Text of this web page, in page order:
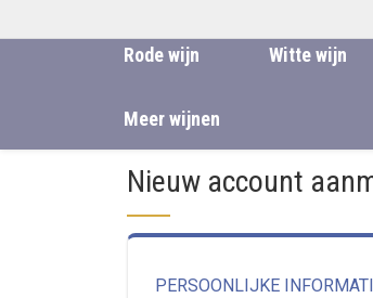
Rode wijn Witte wijn
Meer wijnen
Nieuw account
PERSOONLIJKE